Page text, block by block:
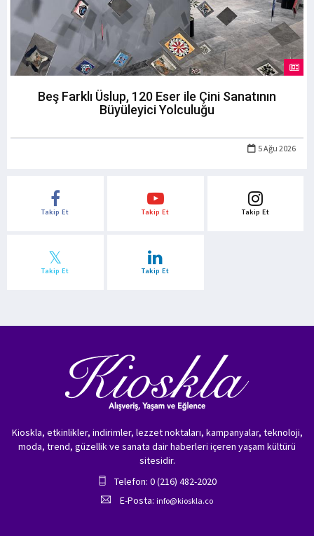
Beş Farklı Üslup, 120 Eser ile Çini Sanatının
Büyüleyici Yolculuğu
5 Ağu 2026
Takip Et Takip Et Takip Et
Takip Et Takip Et
Kioskla, etkinlikler, indirimler, lezzet noktaları, kampanyalar, teknoloji,
moda, trend, güzellik ve sanata dair haberleri içeren yaşam kültürü
sitesidir.
Telefon: 0 (216) 482-2020
E-Posta: info@kioskla.co